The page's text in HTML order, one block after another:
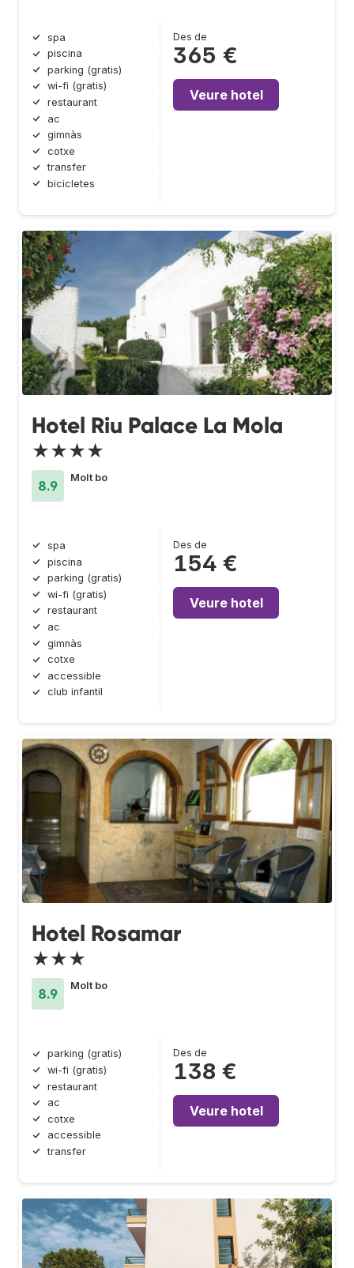
spa
piscina
parking (gratis)
wi-fi (gratis)
restaurant
ac
gimnàs
cotxe
transfer
bicicletes
Des de
365 €
Veure hotel
Hotel Riu Palace La Mola
★★★★
8.9
Molt bo
spa
piscina
parking (gratis)
wi-fi (gratis)
restaurant
ac
gimnàs
cotxe
accessible
club infantil
Des de
154 €
Veure hotel
Hotel Rosamar
★★★
8.9
Molt bo
parking (gratis)
wi-fi (gratis)
restaurant
ac
cotxe
accessible
transfer
Des de
138 €
Veure hotel